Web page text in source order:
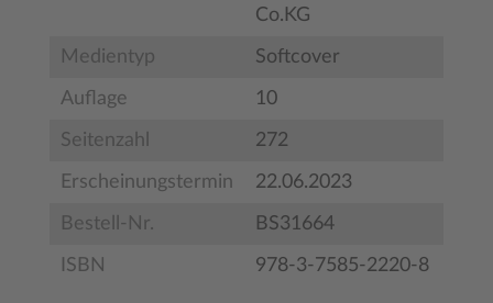
Co.KG
Medientyp Softcover
Auflage 10
Seitenzahl 272
Erscheinungstermin 22.06.2023
Bestell-Nr. BS31664
ISBN 978-3-7585-2220-8